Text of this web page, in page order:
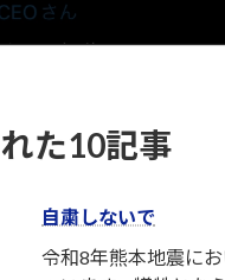
た10記事
自粛しないで
令和8年熊本地震に